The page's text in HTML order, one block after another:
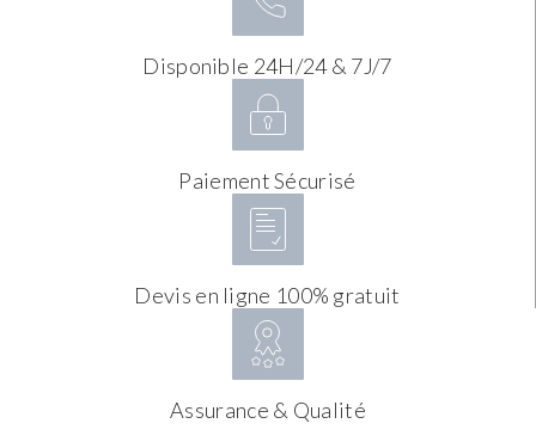
Disponible 24H/24 & 7J/7
Paiement Sécurisé
Devis en ligne 100% gratuit
Assurance & Qualité